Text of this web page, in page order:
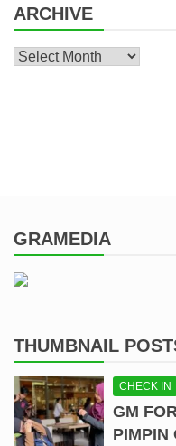
ARCHIVE
Archive
GRAMEDIA
THUMBNAIL
CHECK IN
GM
PIMPIN